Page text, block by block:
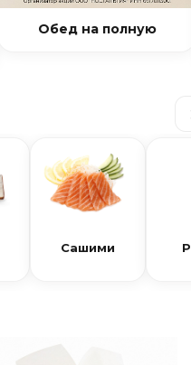
Обед на полную
Сашими